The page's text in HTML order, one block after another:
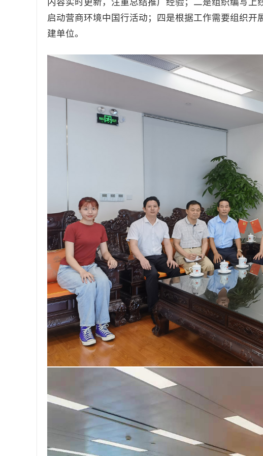
启动营商环境中国行活动；四是根据工作需要组织
建单位。